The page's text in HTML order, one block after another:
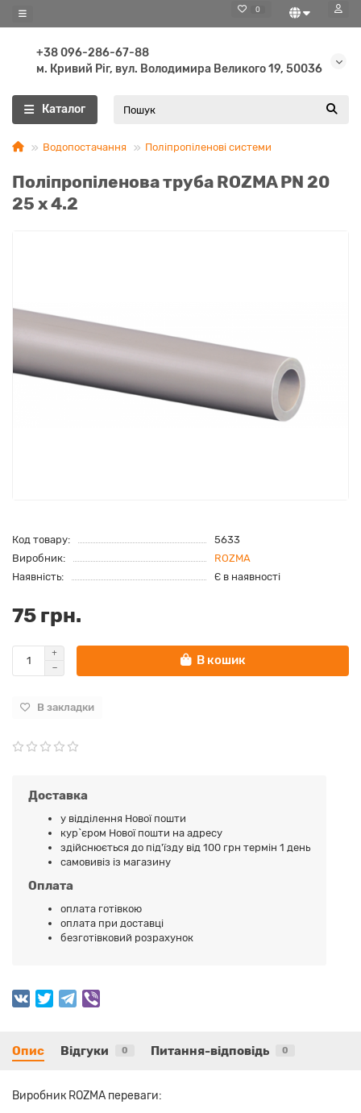
0
+38 096-286-67-88
м. Кривий Ріг, вул. Володимира Великого 19, 50036
Каталог
Водопостачання Поліпропіленові системи
Поліпропіленова труба ROZMA PN 20
25 x 4.2
Код товару:
5633
Виробник:
ROZMA
Наявність:
Є в наявності
75 грн.
В кошик
В закладки
Доставка
у відділення Нової пошти
кур`єром Нової пошти на адресу
здійснюється до під'їзду від 100 грн термін 1 день
самовивіз із магазину
Оплата
оплата готівкою
оплата при доставці
безготівковий розрахунок
Опис Відгуки 0 Питання-відповідь 0
Виробник ROZMA переваги: